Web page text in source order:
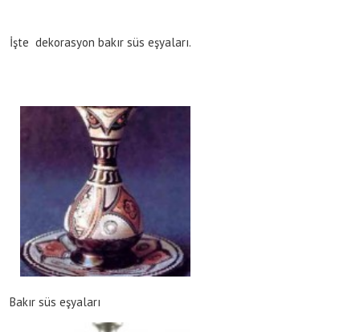
İşte dekorasyon bakır süs eşyaları.
Bakır süs eşyaları